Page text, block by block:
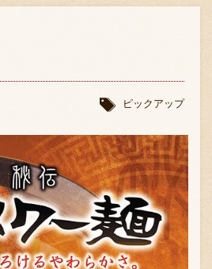
味千の取り組み
お問い合わせ
ピックアップ